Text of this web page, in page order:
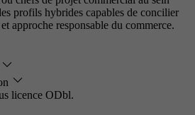
profils hybrides capables de concilier
approche responsable du commerce.
licence ODbl.